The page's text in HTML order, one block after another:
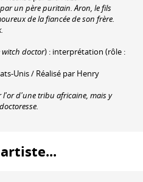
un père puritain. Aron, le fils
de la fiancée de son frère.
witch doctor) : interprétation (rôle :
Unis / Réalisé par Henry
d'une tribu africaine, mais y